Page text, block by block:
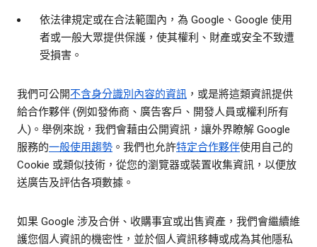
依法律規定或在合法範圍內，為 Google、Google 使用
者或一般大眾提供保護，使其權利、財產或安全不致遭
受損害。
我們可公開不含身分識別內容的資訊 ，或是將這類資訊提供
給合作夥伴 (例如發佈商、廣告客戶、開發人員或權利所有
人)。舉例來說，我們會藉由公開資訊，讓外界瞭解 Google
服務的一般使用趨勢 。我們也允許特定合作夥伴使用自己的
Cookie 或類似技術，從您的瀏覽器或裝置收集資訊，以便放
送廣告及評估各項數據。
如果 Google 涉及合併、收購事宜或出售資產，我們會繼續維
護您個人資訊的機密性，並於個人資訊移轉或成為其他隱私